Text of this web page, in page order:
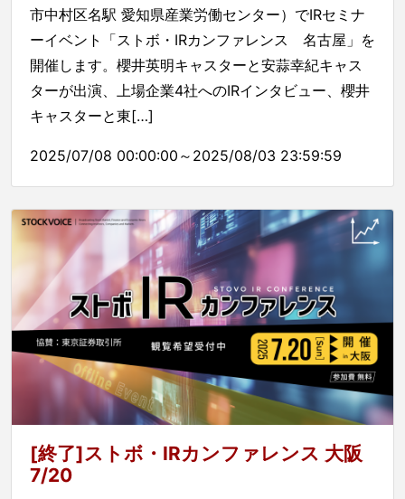
市中村区名駅 愛知県産業労働センター）でIRセミナ
ーイベント「ストボ・IRカンファレンス 名古屋」を
開催します。櫻井英明キャスターと安蒜幸紀キャス
ターが出演、上場企業4社へのIRインタビュー、櫻井
キャスターと東[…]
2025/07/08 00:00:00～2025/08/03 23:59:59
[終了]ストボ・IRカンファレンス 大阪
7/20